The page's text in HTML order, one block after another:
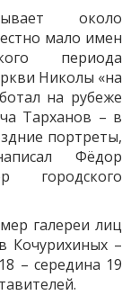
около
мало имен
периода
Николы «на
на рубеже
Тарханов – в
портреты,
Фёдор
городского
галереи лиц
Кочурихиных –
– середина 19